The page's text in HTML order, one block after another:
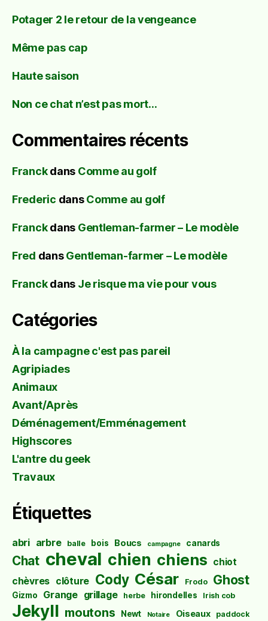
Potager 2 le retour de la vengeance
Même pas cap
Haute saison
Non ce chat n’est pas mort…
Commentaires récents
Franckdans Comme au golf
Frederic dansComme au golf
Franckdans Gentleman-farmer – Le modèle
Fred dansGentleman-farmer – Le modèle
Franckdans Je risque ma vie pour vous
Catégories
À la campagne c'est pas pareil
Agripiades
Animaux
Avant/Après
Déménagement/Emménagement
Highscores
L'antre du geek
Travaux
Étiquettes
abri arbre balle bois Boucs campagne canards
Chat cheval chien chiens chiot
chèvres clôture Cody César Frodo Ghost
Gizmo Grange grillage herbe hirondelles Irish cob
Jekyll moutons Newt Notaire Oiseaux paddock